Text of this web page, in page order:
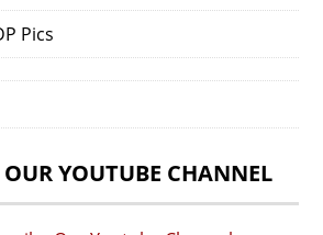
Pics
OUR YOUTUBE CHANNEL